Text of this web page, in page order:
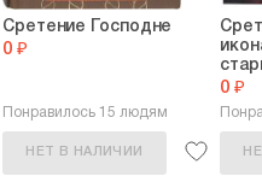
Сретение Господне
0 ₽
Понравилось 15 людям
НЕТ В НАЛИЧИИ
0 ₽